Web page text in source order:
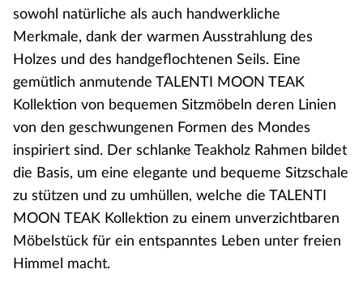
sowohl natürliche als auch handwerkliche
Merkmale, dank der warmen Ausstrahlung des
Holzes und des handgeflochtenen Seils. Eine
gemütlich anmutende TALENTI MOON TEAK
Kollektion von bequemen Sitzmöbeln deren Linien
von den geschwungenen Formen des Mondes
inspiriert sind. Der schlanke Teakholz Rahmen bildet
die Basis, um eine elegante und bequeme Sitzschale
zu stützen und zu umhüllen, welche die TALENTI
MOON TEAK Kollektion zu einem unverzichtbaren
Möbelstück für ein entspanntes Leben unter freien
Himmel macht.